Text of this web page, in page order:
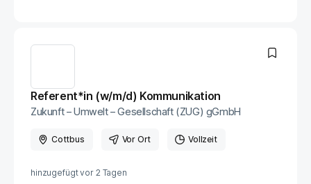
Referent*in (w/m/d) Kommunikation
Zukunft – Umwelt – Gesellschaft (ZUG) gGmbH
Cottbus Vor Ort Vollzeit
hinzugefügt vor 2 Tagen